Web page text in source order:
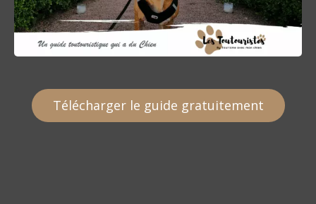
Télécharger le guide gratuitement